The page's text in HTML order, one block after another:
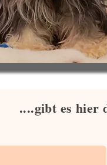
....gibt es hier